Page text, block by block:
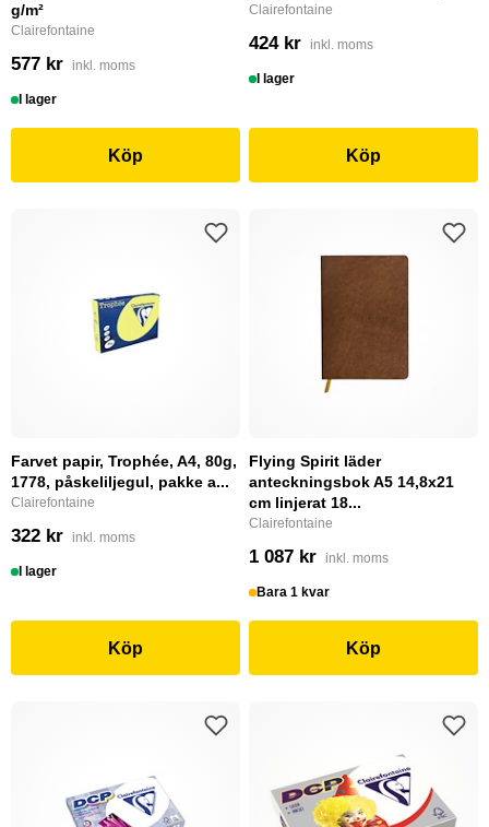
g/m²
Clairefontaine
577 kr inkl. moms
I lager
Köp
Clairefontaine
424 kr inkl. moms
I lager
Köp
Farvet papir, Trophée, A4, 80g,
1778, påskeliljegul, pakke a...
Clairefontaine
322 kr inkl. moms
I lager
Köp
Flying Spirit läder
anteckningsbok A5 14,8x21
cm linjerat 18...
Clairefontaine
1 087 kr inkl. moms
Bara 1 kvar
Köp